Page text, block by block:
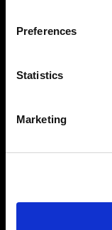
Preferences
Statistics
Marketing
レディースレ
ウエストがあ
撮影できます
タイリングが簡
り、キャディー